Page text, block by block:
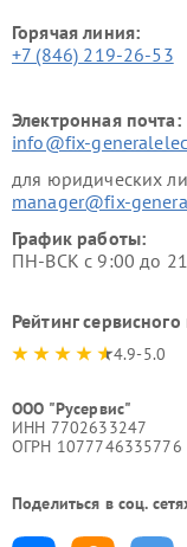
Горячая линия:
+7 (846) 219-26-53
Электронная почта:
info@fix-
для юридических
manager@fix-
График работы:
ПН-ВСК с 9:00 до
Рейтинг
4.9-5.0
ООО "Русервис"
ИНН 7702633247
ОГРН 1077746335776
Поделиться в соц.